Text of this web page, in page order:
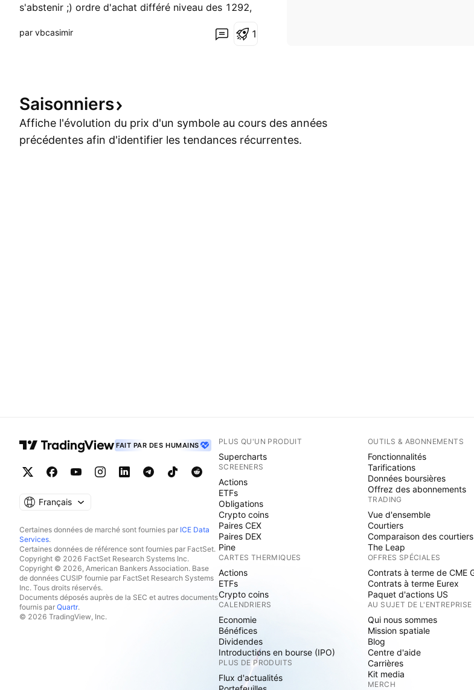
s'abstenir ;) ordre d'achat différé niveau des 1292,
fois l'approche du niveau des 1350, possibilité de
par vbcasimir 1
Saisonniers
Affiche l'évolution du prix d'un symbole au cours des années
précédentes afin d'identifier les tendances récurrentes.
FAIT PAR DES HUMAINS
Français
Certaines données de marché sont fournies par ICE Data
Services.
Certaines données de référence sont fournies par FactSet.
Copyright © 2026 FactSet Research Systems Inc.
Copyright © 2026, American Bankers Association. Base
de données CUSIP fournie par FactSet Research Systems
Inc. Tous droits réservés.
Documents déposés auprès de la SEC et autres documents
fournis par Quartr.
© 2026 TradingView, Inc.
PLUS QU'UN PRODUIT
Supercharts
SCREENERS
Actions
ETFs
Obligations
Crypto coins
Paires CEX
Paires DEX
Pine
CARTES THERMIQUES
Actions
ETFs
Crypto coins
CALENDRIERS
Economie
Bénéfices
Dividendes
Introductions en bourse (IPO)
PLUS DE PRODUITS
Flux d'actualités
OUTILS & ABONNEMENTS
Fonctionnalités
Tarifications
Données boursières
Offrez des abonnements
TRADING
Vue d'ensemble
Courtiers
Comparaison des courtiers
The Leap
OFFRES SPÉCIALES
Contrats à terme de CME
Contrats à terme Eurex
Paquet d'actions US
AU SUJET DE L'ENTREPRISE
Qui nous sommes
Mission spatiale
Blog
Centre d'aide
Carrières
Kit media
MERCH